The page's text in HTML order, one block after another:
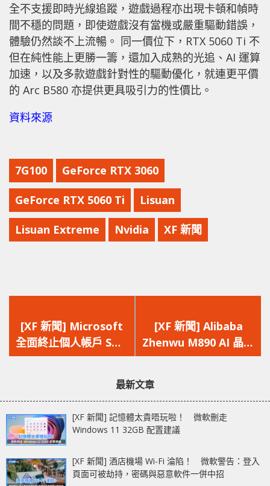
全不支援即時光線追蹤，遊戲過程亦出現卡頓和幀時
間不穩的問題，即使遊戲沒有當機或嚴重驅動錯誤，
體驗仍然談不上流暢。 同一價位下，RTX 5060 Ti 不
但在純性能上更勝一籌，還加入成熟的光追、AI 運算
加速，以及多款遊戲針對性的驅動優化，就連更平價
的 Arc B580 亦提供更具吸引力的性價比。
資料來源
7G100 GeForce RTX 3060
GeForce RTX 5060 Ti Lisuan
Lisuan Extreme Nvidia XF 新聞
一
篇
文
[XF 新聞] Microsoft
全面終止個人帳戶 SMS
驗證 全面推動更安
Passkey 認證技術
一
篇
文
[XF 新聞] Alibaba
Zhenwu M890 AI 晶片
登場 聲稱效能達
最新文章
[XF 新聞] 記憶體太貴唔玩啦！ 微軟刪走
Windows 11 32GB 配置建議
[XF 新聞] 酒店機場 Wi-Fi 淪陷！ 微軟警告：登入
頁面可被劫持，密碼與惡意軟件一併中招